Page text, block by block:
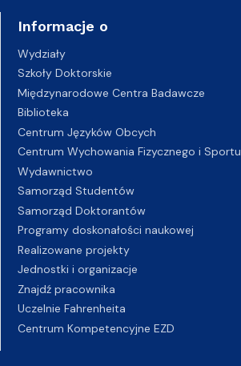
Informacje o
Wydziały
Szkoły Doktorskie
Międzynarodowe Centra Badawcze
Biblioteka
Centrum Języków Obcych
Centrum Wychowania Fizycznego i Sportu
Wydawnictwo
Samorząd Studentów
Samorząd Doktorantów
Programy doskonałości naukowej
Realizowane projekty
Jednostki i organizacje
Znajdź pracownika
Uczelnie Fahrenheita
Centrum Kompetencyjne EZD